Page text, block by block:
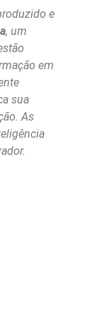
e
, um
em
sua
As